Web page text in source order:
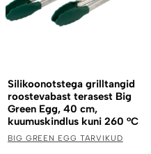
Silikoonotstega grilltangid
roostevabast terasest Big
Green Egg, 40 cm,
kuumuskindlus kuni 260 °C
BIG GREEN EGG TARVIKUD